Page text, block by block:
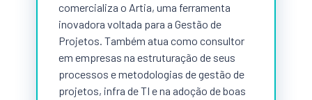
comercializa o Artia, uma ferramenta
inovadora voltada para a Gestão de
Projetos. Também atua como consultor
em empresas na estruturação de seus
processos e metodologias de gestão de
projetos, infra de TI e na adoção de boas